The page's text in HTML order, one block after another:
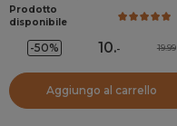
Prodotto
disponibile
-50% 10.- 19.99
Aggiungo al carrello